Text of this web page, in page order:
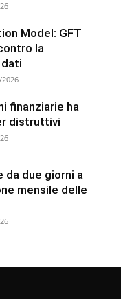
Model: GFT
la
finanziarie ha
distruttivi
da due giorni a
mensile delle